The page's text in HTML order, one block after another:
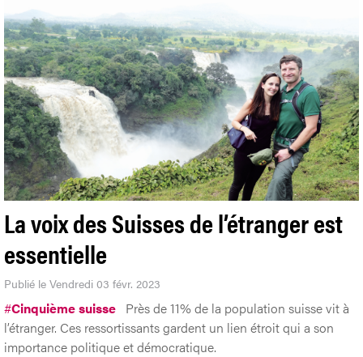
La voix des Suisses de l’étranger est
essentielle
Publié le Vendredi 03 févr. 2023
#Cinquième suisse Près de 11% de la population suisse vit à
l’étranger. Ces ressortissants gardent un lien étroit qui a son
importance politique et démocratique.